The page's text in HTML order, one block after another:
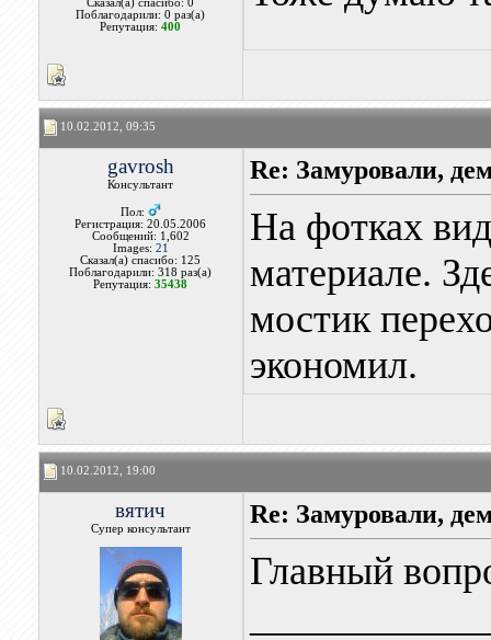
Сказал(а) спасибо: 0
Поблагодарили: 0 раз(а)
Репутация:400
10.02.2012, 09:35
gavrosh
Консультант
Пол:
Регистрация: 20.05.2006
Сообщений: 1,602
Images: 21
Сказал(а) спасибо: 125
Поблагодарили: 318 раз(а)
Репутация:35438
Re: Замуровали,
На фотках
материале.
мостик
экономил.
10.02.2012, 19:00
вятич
Супер консультант
Re: Замуровали,
Главный